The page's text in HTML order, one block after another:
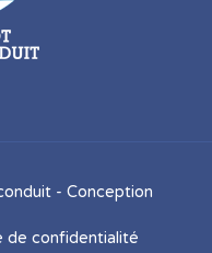
- Conception
de confidentialité